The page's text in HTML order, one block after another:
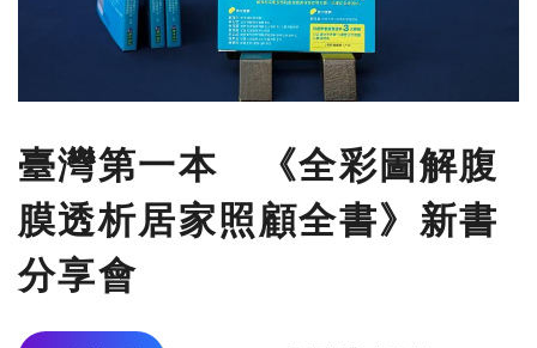
臺灣第一本 《全彩圖解腹
膜透析居家照顧全書》新書
分享會